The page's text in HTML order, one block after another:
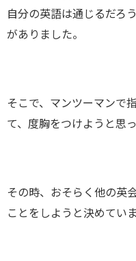
自分の英語は通じるだろ
がありました。
そこで、マンツーマンで
て、度胸をつけようと思っ
その時、おそらく他の英
ことをしようと決めてい